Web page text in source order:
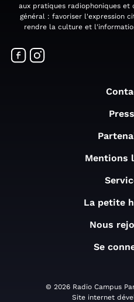
aux pratiques radiophoniques
général : favoriser l'expression
rendre la culture et
Mentions
La petite
Nous
Se
© 2026 Radio Campus
Site internet